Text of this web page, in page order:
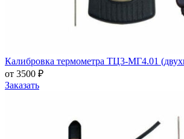
Калибровка термометра ТЦ3-МГ4.01
от 3500 ₽
Заказать